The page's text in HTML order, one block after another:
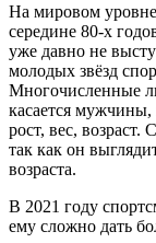
На мировом
середине 80-х
уже давно не
молодых звёзд
Многочисленные
касается мужчины,
рост, вес, возраст.
так как он
возраста.
В 2021 году
ему сложно дать